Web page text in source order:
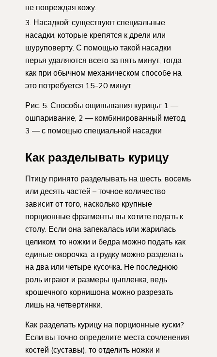
не повреждая кожу.
Насадкой: существуют специальные
насадки, которые крепятся к дрели или
шуруповерту. С помощью такой насадки
перья удаляются всего за пять минут, тогда
как при обычном механическом способе на
это потребуется 15-20 минут.
Рис. 5. Способы ощипывания курицы: 1 —
ошпаривание, 2 — комбинированный метод,
3 — с помощью специальной насадки
Как разделывать курицу
Птицу принято разделывать на шесть, восемь
или десять частей – точное количество
зависит от того, насколько крупные
порционные фрагменты вы хотите подать к
столу. Если она запекалась или жарилась
целиком, то ножки и бедра можно подать как
единые окорочка, а грудку можно разделать
на два или четыре кусочка. Не последнюю
роль играют и размеры цыпленка, ведь
крошечного корнишона можно разрезать
лишь на четвертинки.
Как разделать курицу на порционные куски?
Если вы точно определите места сочленения
костей (суставы), то отделить ножки и